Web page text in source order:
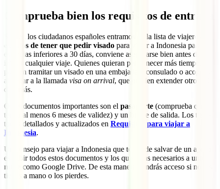
Comprueba bien los requisitos de entrada
Si bien los ciudadanos españoles entramos en la lista de viajeros
exentos de tener que pedir visado para viajar a Indonesia para
estancias inferiores a 30 días, conviene asegurarse bien antes de
iniciar cualquier viaje. Quienes quieran permanecer más tiempo,
pueden tramitar un visado en una embajada o consulado o acogerse
al llegar a la llamada visa on arrival, que pueden extender otros 30
días más.
Otros documentos importantes son el pasaporte (comprueba que
tenga al menos 6 meses de validez) y un billete de salida. Los tienes
todos detallados y actualizados en Requisitos para viajar a
Indonesia.
Un consejo para viajar a Indonesia que te puede salvar de un apuro
es subir todos estos documentos y los que creas necesarios a una
nube
como Google Drive. De esta manera, tendrás acceso si no los
tienes a mano o los pierdes.